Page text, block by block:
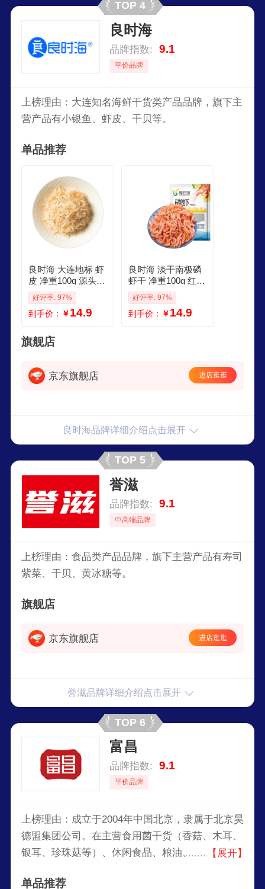
TOP 4
良时海
品牌指数: 9.1
平价品牌
上榜理由：大连知名海鲜干货类产品品牌，旗下主
营产品有小银鱼、虾皮、干贝等。
单品推荐
良时海 大连地标 虾
皮 净重100g 源头直
发 包邮 小虾米干 新
年年货
好评率: 97%
到手价： ￥14.9
良时海 淡干南极磷
虾干 净重100g 红虾
皮虾米 源头直发 年
货
好评率: 97%
到手价： ￥14.9
旗舰店
京东旗舰店 进店逛逛
良时海品牌详细介绍点击展开
TOP 5
誉滋
品牌指数: 9.1
中高端品牌
上榜理由：食品类产品品牌，旗下主营产品有寿司
紫菜、干贝、黄冰糖等。
旗舰店
京东旗舰店 进店逛逛
誉滋品牌详细介绍点击展开
TOP 6
富昌
品牌指数: 9.1
平价品牌
上榜理由：成立于2004年中国北京，隶属于北京昊
德盟集团公司。在主营食用菌干货（香菇、木耳、
银耳、珍珠菇等）、休闲食品、粮油、冲调品、果
以及南北干货等近百种品类，上千种商品。
【展开】
单品推荐